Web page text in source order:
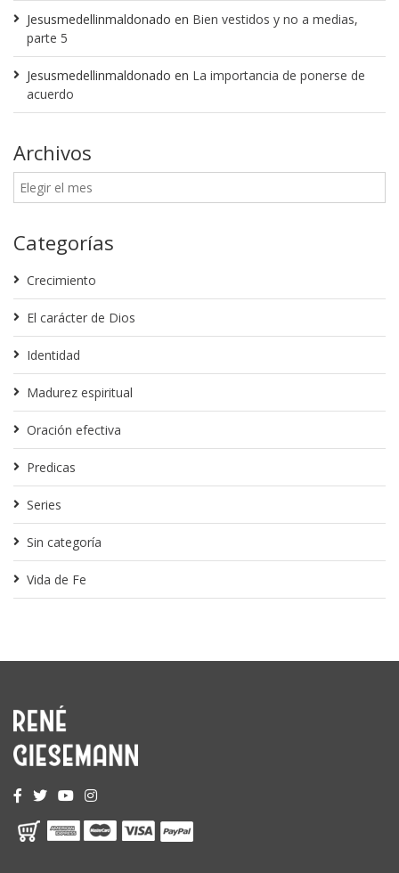
Jesusmedellinmaldonado en Bien vestidos y no a medias,
parte 5
Jesusmedellinmaldonado en La importancia de ponerse de
acuerdo
Archivos
Categorías
Crecimiento
El carácter de Dios
Identidad
Madurez espiritual
Oración efectiva
Predicas
Series
Sin categoría
Vida de Fe